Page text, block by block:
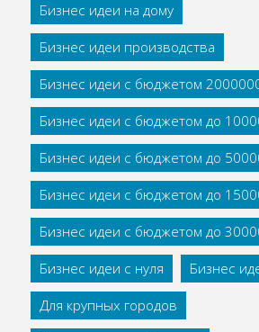
Бизнес идеи на дому
Бизнес идеи производства
Бизнес идеи с бюджетом
Бизнес идеи с бюджетом до
Бизнес идеи с бюджетом до
Бизнес идеи с бюджетом до
Бизнес идеи с бюджетом до
Бизнес идеи с нуля
Бизнес
Для крупных городов